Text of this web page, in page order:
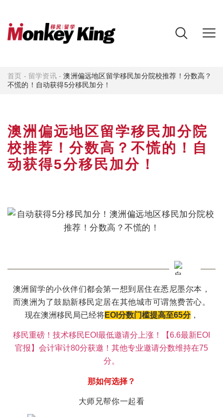
首页 - 留学资讯-澳洲偏远地区留学移民加分院校推荐！分数高？
不慌的！自动获得5分移民加分！
澳洲偏远地区留学移民加分院
校推荐！分数高？不慌的！自
动获得5分移民加分！
澳洲留学的小伙伴们都会第一想到居住在悉尼墨尔本，
而澳洲为了鼓励新移民定居在其他城市可谓煞费苦心。
现在澳洲移民局已经将EOI分数门槛提高至65分，
移民重磅！技术移民EOI最低邀请分上涨！【6.6最新EOI
官报】会计审计80分获邀！其他专业邀请分数维持在75
分。
那如何选择？
大师兄帮你一起看